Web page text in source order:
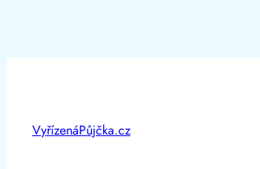
VyřízenáPůjčka.cz